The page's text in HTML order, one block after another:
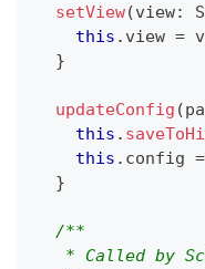
setView(view:
this . view =
}
updateConfig (
this .
this . config =
}
/**
* Called by